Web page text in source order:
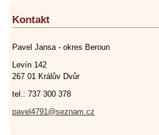
Kontakt
Pavel Jansa - okres Beroun
Levín 142
267 01 Králův Dvůr
tel.: 737 300 378
pavel4791@seznam.cz